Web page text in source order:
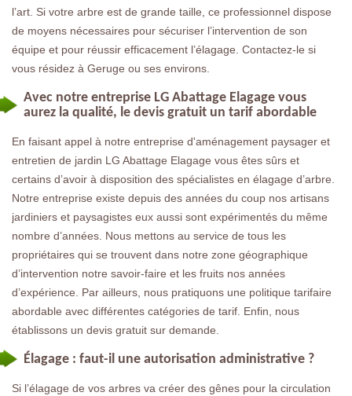
l’art. Si votre arbre est de grande taille, ce professionnel dispose
de moyens nécessaires pour sécuriser l’intervention de son
équipe et pour réussir efficacement l’élagage. Contactez-le si
vous résidez à Geruge ou ses environs.
Avec notre entreprise LG Abattage Elagage vous
aurez la qualité, le devis gratuit un tarif abordable
En faisant appel à notre entreprise d'aménagement paysager et
entretien de jardin LG Abattage Elagage vous êtes sûrs et
certains d’avoir à disposition des spécialistes en élagage d’arbre.
Notre entreprise existe depuis des années du coup nos artisans
jardiniers et paysagistes eux aussi sont expérimentés du même
nombre d’années. Nous mettons au service de tous les
propriétaires qui se trouvent dans notre zone géographique
d’intervention notre savoir-faire et les fruits nos années
d’expérience. Par ailleurs, nous pratiquons une politique tarifaire
abordable avec différentes catégories de tarif. Enfin, nous
établissons un devis gratuit sur demande.
Élagage : faut-il une autorisation administrative ?
Si l’élagage de vos arbres va créer des gênes pour la circulation